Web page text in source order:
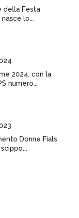
della Festa
lo...
2024, con la
numero...
Donne Fials